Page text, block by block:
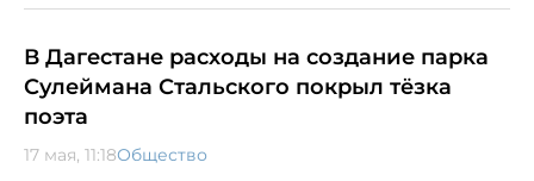
В Дагестане расходы на создание парка
Сулеймана Стальского покрыл тёзка
поэта
17 мая, 11:18Общество